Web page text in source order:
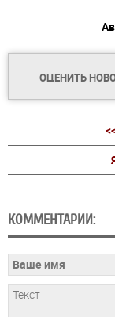
ОЦЕНИТЬ
КОММЕНТАРИИ: